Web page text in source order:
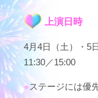
上演日時
4月4日（土）・5
11:30／15:00
ステージには優